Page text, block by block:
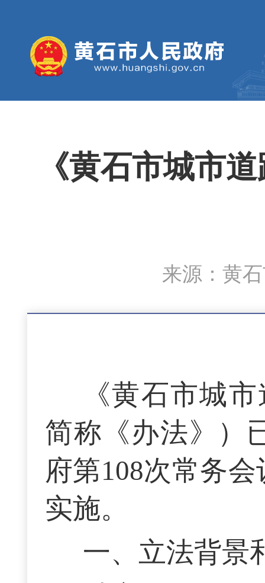
《黄石市城市
来源：黄
《黄石市城
简称《办法》）
府第108次常务
实施。
一、立法背景